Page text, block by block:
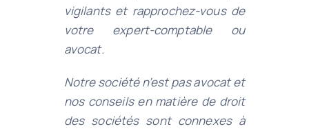
vigilants et rapprochez-vous de
votre expert-comptable ou
avocat.
Notre société n’est pas avocat et
nos conseils en matière de droit
des sociétés sont connexes à